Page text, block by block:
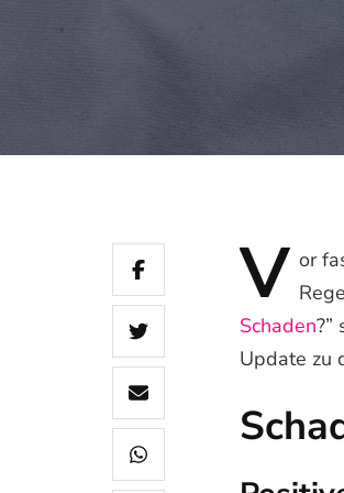
V or
Schaden?”
Update zu